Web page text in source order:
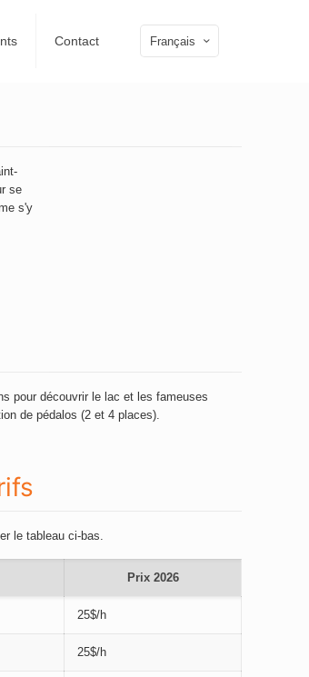
Contact Français
se
s'y
pour découvrir le lac et les fameuses
de pédalos (2 et 4 places).
le tableau ci-bas.
Prix 2026
25$/h
25$/h